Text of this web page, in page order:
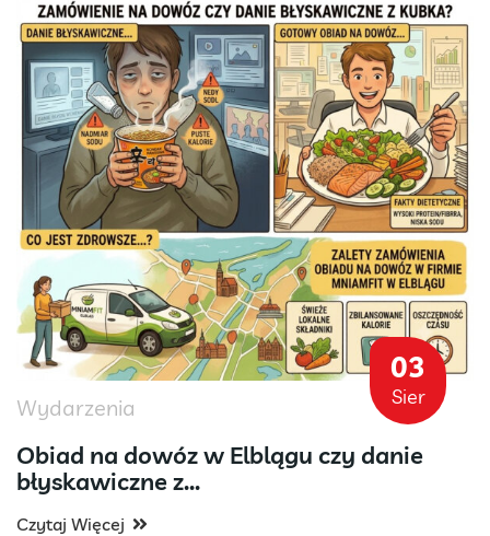
03
Sier
Wydarzenia
Obiad na dowóz w Elblągu czy danie
błyskawiczne z...
Czytaj Więcej